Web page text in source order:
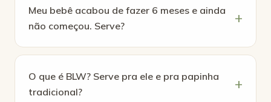
Meu bebê acabou de fazer 6 meses e ainda
não começou. Serve?
O que é BLW? Serve pra ele e pra papinha
tradicional?